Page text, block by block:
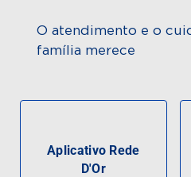
O atendimento e o
família merece
Aplicativo Rede
D'Or